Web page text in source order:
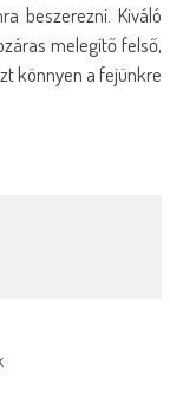
beszerezni. Kiváló
melegítő felső,
könnyen a fejünkre